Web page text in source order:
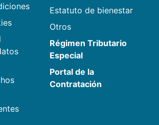
Estatuto de bienestar
Otros
Régimen Tributario
Especial
Portal de la
Contratación